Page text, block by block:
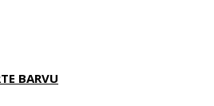
BARVU